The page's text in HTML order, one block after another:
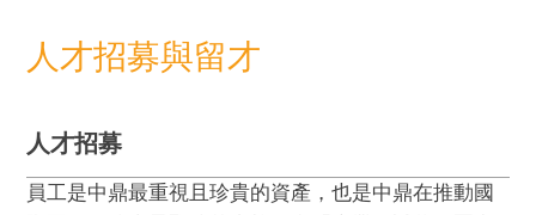
獎項暨認證
職涯發展與訓練
勞工權益與人權
安全與健康工作環境
人才招募與留才
人才招募
員工是中鼎最重視且珍貴的資產，也是中鼎在推動國